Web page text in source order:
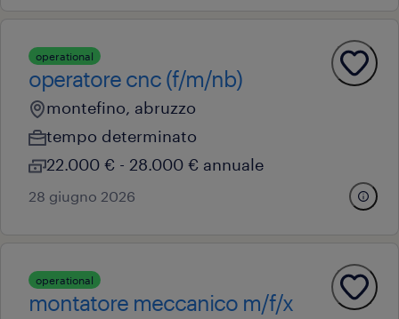
operational
operatore cnc (f/m/nb)
montefino, abruzzo
tempo determinato
22.000 € - 28.000 € annuale
28 giugno 2026
operational
montatore meccanico m/f/x